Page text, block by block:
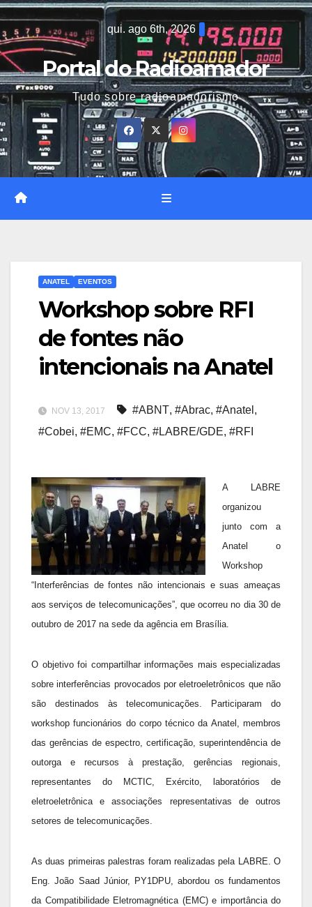
Skip
to
content
qui. ago 6th, 2026
Portal do Radioamador
Tudo sobre radioamadorismo
ANATEL EVENTOS
Workshop sobre RFI
de fontes não
intencionais na Anatel
NOV 13, 2017 #ABNT, #Abrac, #Anatel ,
#Cobei, #EMC, #FCC, #LABRE/GDE, #RFI
A LABRE
organizou
junto com a
Anatel o
Workshop
“Interferências de fontes não intencionais e suas ameaças
aos serviços de telecomunicações”, que ocorreu no dia 30 de
outubro de 2017 na sede da agência em Brasília.
O objetivo foi compartilhar informações mais especializadas
sobre interferências provocados por eletroeletrônicos que não
são destinados às telecomunicações. Participaram do
workshop funcionários do corpo técnico da Anatel, membros
das gerências de espectro, certificação, superintendência de
outorga e recursos à prestação, gerências regionais,
representantes do MCTIC, Exército, laboratórios de
eletroeletrônica e associações representativas de outros
setores de telecomunicações.
As duas primeiras palestras foram realizadas pela LABRE. O
Eng. João Saad Júnior, PY1DPU, abordou os fundamentos
da Compatibilidade Eletromagnética (EMC) e importância do